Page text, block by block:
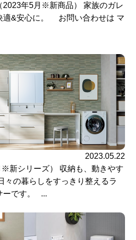
2023年5月※新商品） 家族のガレ
適&安心に。 お問い合わせは マ
2023.05.22
新シリーズ） 収納も、動きやす
々の暮らしをすっきり整えるラ
ーです。 ...